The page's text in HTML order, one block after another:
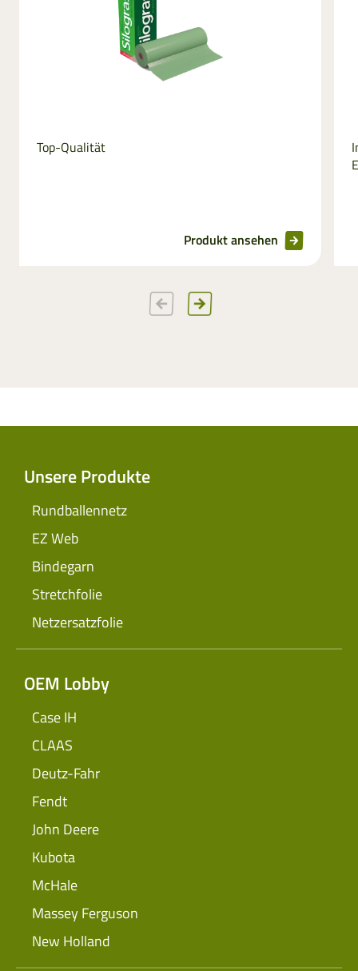
Top-Qualität
Produkt ansehen
Unsere Produkte
Rundballennetz
EZ Web
Bindegarn
Stretchfolie
Netzersatzfolie
OEM Lobby
Case IH
CLAAS
Deutz-Fahr
Fendt
John Deere
Kubota
McHale
Massey Ferguson
New Holland